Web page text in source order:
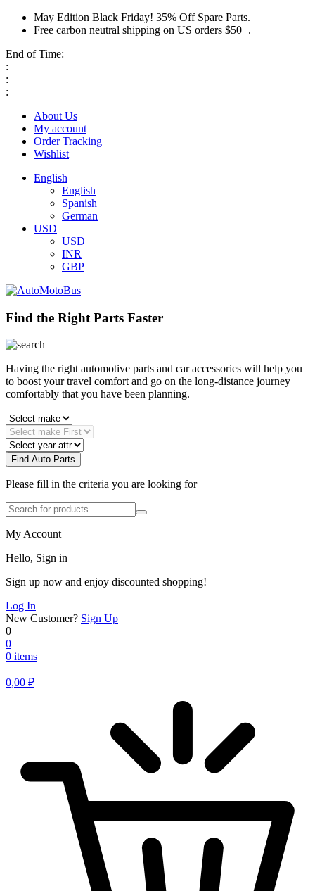
May Edition Black Friday! 35% Off Spare Parts.
Free carbon neutral shipping on US orders $50+.
End of Time:
:
:
:
About Us
My account
Order Tracking
Wishlist
English
English
Spanish
German
USD
USD
INR
GBP
Find the Right Parts Faster
Having the right automotive parts and car accessories will help you
to boost your travel comfort and go on the long-distance journey
comfortably that you have been planning.
Find Auto Parts
Please fill in the criteria you are looking for
My Account
Hello, Sign in
Sign up now and enjoy discounted shopping!
Log In
New Customer? Sign Up
0
0
0 items
0,00 ₽